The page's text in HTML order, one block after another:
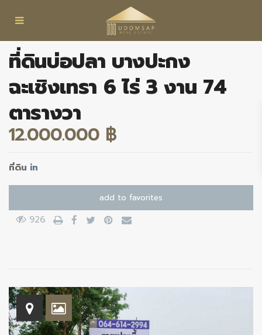
ที่ดินบ่อปลา บางปะกง
ฉะเชิงเทรา 6 ไร่ 3 งาน 74
ตารางวา
12.000.000 ฿
ที่ดิน in
add to favorites
926